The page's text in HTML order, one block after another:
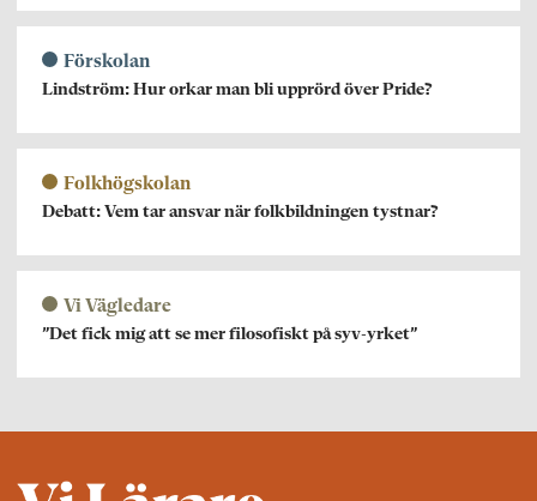
Förskolan
Lindström: Hur orkar man bli upprörd över Pride?
Folkhögskolan
Debatt: Vem tar ansvar när folkbildningen tystnar?
Vi Vägledare
”Det fick mig att se mer filosofiskt på syv-yrket”